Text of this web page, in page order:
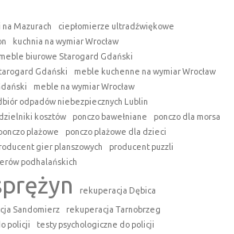
Mazurach
ciepłomierze ultradźwiękowe
kuchnia na wymiar Wrocław
meble biurowe Starogard Gdański
Gdański
meble kuchenne na wymiar Wrocław
meble na wymiar Wrocław
odpadów niebezpiecznych Lublin
kosztów ponczo bawełniane
ponczo dla morsa
plażowe
ponczo plażowe dla dzieci
gier planszowych
producent puzzli
podhalańskich
rekuperacja Dębica
Sandomierz
rekuperacja Tarnobrzeg
policji
testy psychologiczne do policji